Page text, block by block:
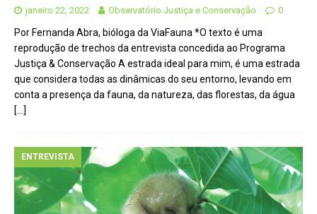
janeiro 22, 2022 Observatório Justiça e Conservação 0
Por Fernanda Abra, bióloga da ViaFauna *O texto é uma
reprodução de trechos da entrevista concedida ao Programa
Justiça & Conservação A estrada ideal para mim, é uma estrada
que considera todas as dinâmicas do seu entorno, levando em
conta a presença da fauna, da natureza, das florestas, da água
[…]
ENTREVISTA